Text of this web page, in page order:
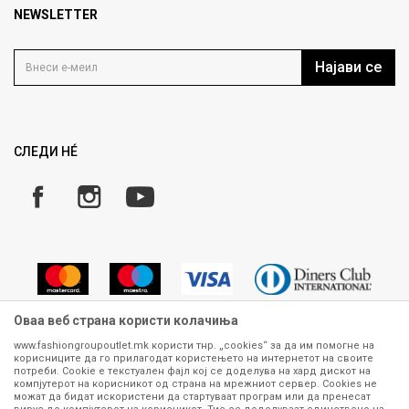
Продавница
Кариера
Политика на приватност
Како да купите
Замена и рефундација на производи
Плаќање
NEWSLETTER
Најави се
СЛЕДИ НÉ
Сите информации околу производите кои се изложени на нашата
онлајн продавница се стремиме да бидат конкретни, точни и прецизни,
меѓутоа не можеме да гарантираме дека се без ниту една грешка или
Оваа веб страна користи колачиња
www.fashiongroupoutlet.mk користи тнр. „cookies“ за да им помогне на
корисниците да го прилагодат користењето на интернетот на своите
потреби. Cookie е текстуален фајл кој се доделува на хард дискот на
компјутерот на корисникот од страна на мрежниот сервер. Cookies не
можат да бидат искористени да стартуваат програм или да пренесат